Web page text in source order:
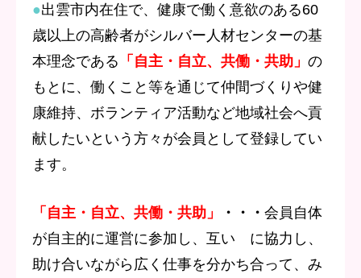
●出雲市内在住で、健康で働く意欲のある60
歳以上の高齢者がシルバー人材センターの基
本理念である 「自主・自立、共働・共助」 の
もとに、働くこと等を通じて仲間づくりや健
康維持、ボランティア活動など地域社会へ貢
献したいという方々が会員として登録してい
ます。
「自主・自立、共働・共助」 ・・・ 会員自体
が自主的に運営に参加し、互い に協力し、
助け合いながら広く仕事を分かち合って、み